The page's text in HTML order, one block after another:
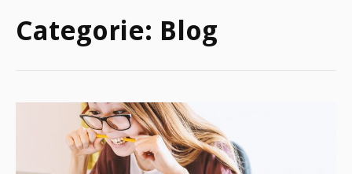
Categorie: Blog